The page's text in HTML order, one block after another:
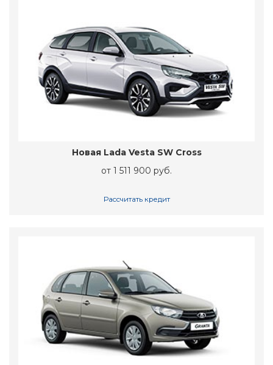
Новая Lada Vesta SW Cross
от 1 511 900 руб.
Рассчитать кредит